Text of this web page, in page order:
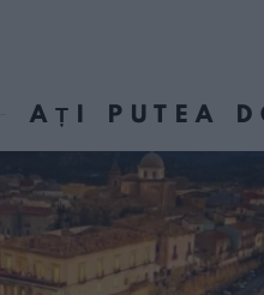
AȚI PUTEA